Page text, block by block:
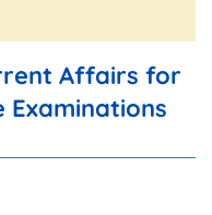
Affairs for
Examinations